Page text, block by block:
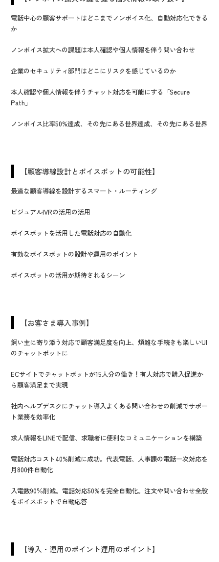
電話中心の顧客サポートはどこまでノンボイス化、自動対応化できる
か
ノンボイス拡大への課題は本人確認や個人情報を伴う問い合わせ
企業のセキュリティ部門はどこにリスクを感じているのか
本人確認や個人情報を伴うチャット対応を可能にする「Secure
Path」
ノンボイス比率50%達成、その先にある世界達成、その先にある世界
【顧客導線設計とボイスボットの可能性】
最適な顧客導線を設計するスマート・ルーティング
ビジュアルIVRの活用の活用
ボイスボットを活用した電話対応の自動化
有効なボイスボットの設計や運用のポイント
ボイスボットの活用が期待されるシーン
【お客さま導入事例】
飼い主に寄り添う対応で顧客満足度を向上、煩雑な手続きも楽しいUI
のチャットボットに
ECサイトでチャットボットが15人分の働き！有人対応で購入促進か
ら顧客満足まで実現
社内ヘルプデスクにチャット導入よくある問い合わせの削減でサポー
ト業務を効率化
求人情報をLINEで配信、求職者に便利なコミュニケーションを構築
電話対応コスト40%削減に成功。代表電話、人事課の電話一次対応を
月800件自動化
入電数90％削減。電話対応50%を完全自動化。注文や問い合わせ全般
をボイスボットで自動応答
【導入・運用のポイント運用のポイント】